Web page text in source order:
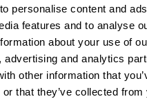
personalise content and
features and to analyse
about your use of
advertising and analytics
other information that
that they’ve collected from
le premier à ajouter un avis !